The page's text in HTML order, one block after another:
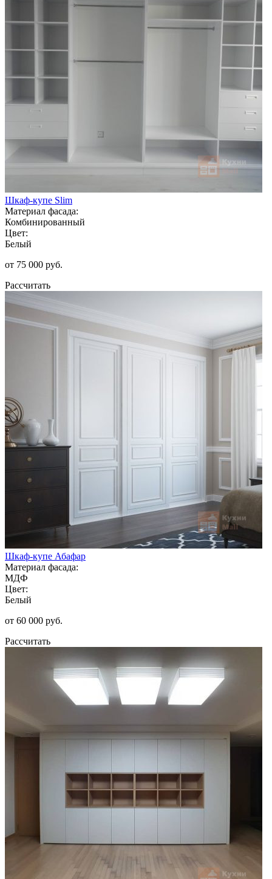
Шкаф-купе Slim
Материал фасада:
Комбинированный
Цвет:
Белый
от 75 000 руб.
Рассчитать
Шкаф-купе Абафар
Материал фасада:
МДФ
Цвет:
Белый
от 60 000 руб.
Рассчитать